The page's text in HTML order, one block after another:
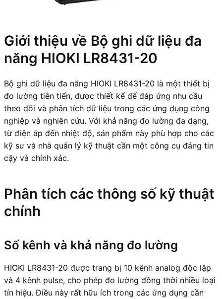
Giới thiệu về Bộ ghi dữ liệu đa
năng HIOKI LR8431-20
Bộ ghi dữ liệu đa năng HIOKI LR8431-20 là một thiết bị
đo lường tiên tiến, được thiết kế để đáp ứng nhu cầu
theo dõi và phân tích dữ liệu trong các ứng dụng công
nghiệp và nghiên cứu. Với khả năng đo lường đa dạng,
từ điện áp đến nhiệt độ, sản phẩm này phù hợp cho các
kỹ sư và nhà quản lý kỹ thuật cần một công cụ đáng tin
cậy và chính xác.
Phân tích các thông số kỹ thuật
chính
Số kênh và khả năng đo lường
HIOKI LR8431-20 được trang bị 10 kênh analog độc lập
và 4 kênh pulse, cho phép đo lường đồng thời nhiều loại
tín hiệu. Điều này rất hữu ích trong các ứng dụng cần